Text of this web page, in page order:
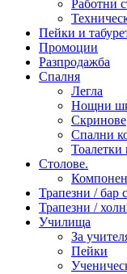
Работни
Пейки и
Промоции
Разпродажба
Спалня
Легла
Нощни
Скринове
Спални
Тоалетки
Столове.
Трапезни / бар
Трапезни /
Училища
За
Пейки